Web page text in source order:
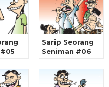
Sarip Seorang
Seniman #06